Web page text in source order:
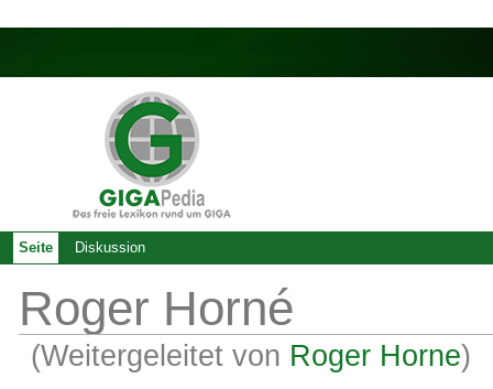
Roger Horné
(Weitergeleitet von Roger Horne)
Seite Diskussion